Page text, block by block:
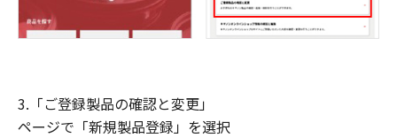
3.「ご登録製品の確認と変更」
ページで「新規製品登録」を選択